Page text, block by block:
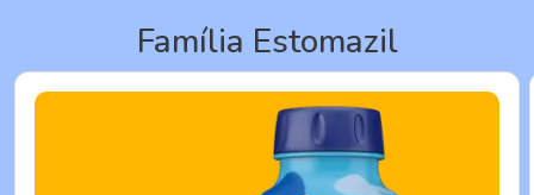
Família Estomazil